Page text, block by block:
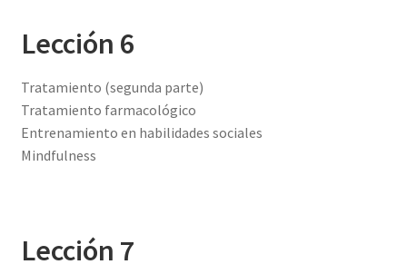
Lección 6
Tratamiento (segunda parte)
Tratamiento farmacológico
Entrenamiento en habilidades sociales
Mindfulness
Lección 7